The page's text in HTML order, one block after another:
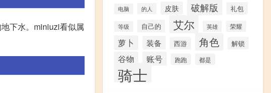
下水。miniuzi看似属
电脑 的人 皮肤 破解版 礼包
等级 自己的 艾尔 英雄 荣耀
萝卜 装备 西游 角色 解锁
谷物 账号 跑跑 都是
骑士